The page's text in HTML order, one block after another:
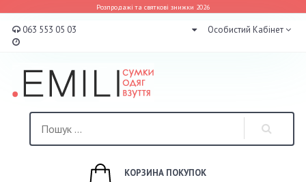
Розпродажі та святкові знижки 2026
063 553 05 03 Особистий Кабінет
КОРЗИНА ПОКУПОК